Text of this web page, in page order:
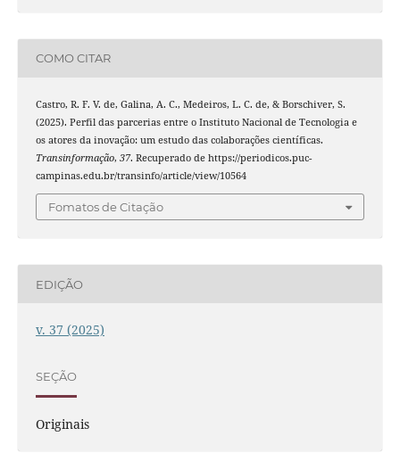
COMO CITAR
Castro, R. F. V. de, Galina, A. C., Medeiros, L. C. de, & Borschiver, S.
(2025). Perfil das parcerias entre o Instituto Nacional de Tecnologia e
os atores da inovação: um estudo das colaborações científicas.
Transinformação, 37. Recuperado de https://periodicos.puc-
campinas.edu.br/transinfo/article/view/10564
Fomatos de Citação
EDIÇÃO
v. 37 (2025)
SEÇÃO
Originais